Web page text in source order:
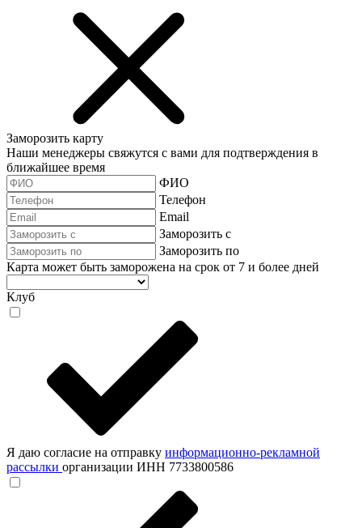
Заморозить карту
Наши менеджеры свяжутся с вами для подтверждения в
ближайшее время
ФИО
Телефон
Email
Заморозить с
Заморозить по
Карта может быть заморожена на срок от 7 и более дней
Клуб
Я даю согласие на отправку информационно-рекламной
рассылки организации ИНН 7733800586